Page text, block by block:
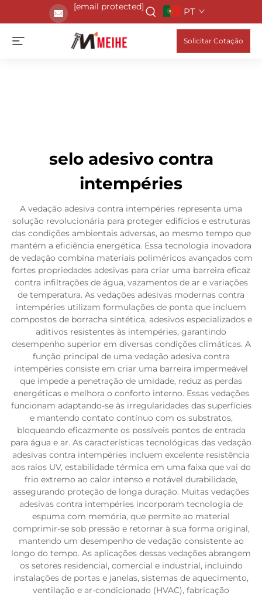
[email protected] PT
Solicitar Cotação
selo adesivo contra
intempéries
A vedação adesiva contra intempéries representa uma
solução revolucionária para proteger edifícios e estruturas
das condições ambientais adversas, ao mesmo tempo que
mantém a eficiência energética. Essa tecnologia inovadora
de vedação combina materiais poliméricos avançados com
fortes propriedades adesivas para criar uma barreira eficaz
contra infiltrações de água, vazamentos de ar e variações
de temperatura. As vedações adesivas modernas contra
intempéries utilizam formulações de ponta que incluem
compostos de borracha sintética, adesivos especializados e
aditivos resistentes às intempéries, garantindo
desempenho superior em diversas condições climáticas. A
função principal de uma vedação adesiva contra
intempéries consiste em criar uma barreira impermeável
que impede a penetração de umidade, reduz as perdas
energéticas e melhora o conforto interno. Essas vedações
funcionam adaptando-se às irregularidades das superfícies
e mantendo contato contínuo com os substratos,
bloqueando eficazmente os possíveis pontos de entrada
para água e ar. As características tecnológicas das vedação
adesivas contra intempéries incluem excelente resistência
aos raios UV, estabilidade térmica em uma faixa que vai do
frio extremo ao calor intenso e notável durabilidade,
assegurando proteção de longa duração. Muitas vedações
adesivas contra intempéries incorporam tecnologia de
espuma com memória, que permite ao material
comprimir-se sob pressão e retornar à sua forma original,
mantendo um desempenho de vedação consistente ao
longo do tempo. As aplicações dessas vedações abrangem
os setores residencial, comercial e industrial, incluindo
instalações de portas e janelas, sistemas de aquecimento,
ventilação e ar-condicionado (HVAC), fabricação